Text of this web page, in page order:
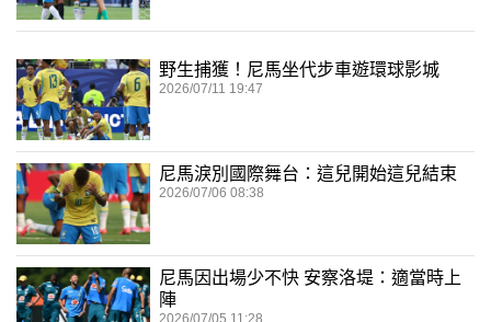
野生捕獲！尼馬坐代步車遊環球影城
2026/07/11 19:47
尼馬淚別國際舞台：這兒開始這兒結束
2026/07/06 08:38
尼馬因出場少不快 安察洛堤：適當時上
陣
2026/07/05 11:28